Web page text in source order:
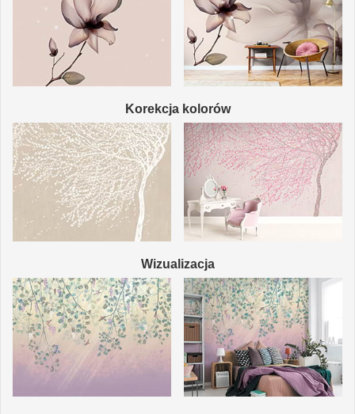
Korekcja kolorów
Wizualizacja